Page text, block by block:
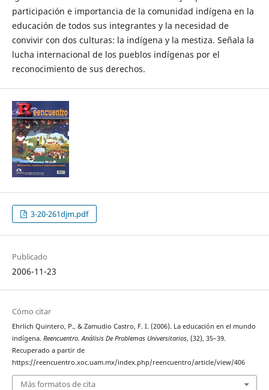
participación e importancia de la comunidad indígena en la
educación de todos sus integrantes y la necesidad de
convivir con dos culturas: la indígena y la mestiza. Señala la
lucha internacional de los pueblos indígenas por el
reconocimiento de sus derechos.
3-20-261djm.pdf
Publicado
2006-11-23
Cómo citar
Ehrlich Quintero, P., & Zamudio Castro, F. I. (2006). La educación en el mundo
indígena. Reencuentro. Análisis De Problemas Universitarios, (32), 35–39.
Recuperado a partir de
https://reencuentro.xoc.uam.mx/index.php/reencuentro/article/view/406
Más formatos de cita